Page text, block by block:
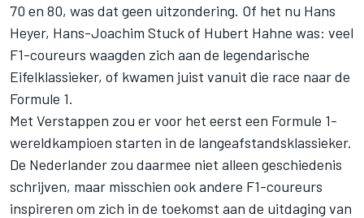
70 en 80, was dat geen uitzondering. Of het nu Hans
Heyer, Hans-Joachim Stuck of Hubert Hahne was: veel
F1-coureurs waagden zich aan de legendarische
Eifelklassieker, of kwamen juist vanuit die race naar de
Formule 1.
Met Verstappen zou er voor het eerst een Formule 1-
wereldkampioen starten in de langeafstandsklassieker.
De Nederlander zou daarmee niet alleen geschiedenis
schrijven, maar misschien ook andere F1-coureurs
inspireren om zich in de toekomst aan de uitdaging van